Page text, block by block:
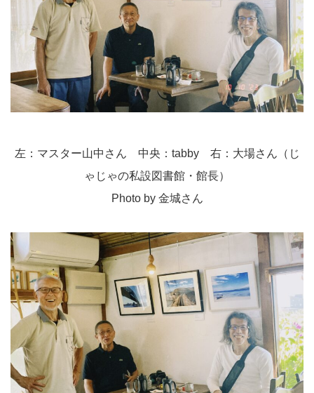
左：マスター山中さん 中央：tabby 右：大場さん（じ
ゃじゃの私設図書館・館長）
Photo by 金城さん